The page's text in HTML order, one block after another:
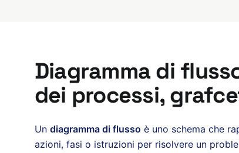
Diagramma di
dei processi,
Un diagramma di flusso è uno schema che
azioni, fasi o istruzioni per risolvere un